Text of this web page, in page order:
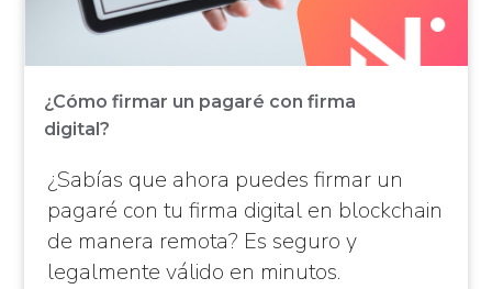
¿Cómo firmar un pagaré con firma
digital?
¿Sabías que ahora puedes firmar un
pagaré con tu firma digital en blockchain
de manera remota? Es seguro y
legalmente válido en minutos.